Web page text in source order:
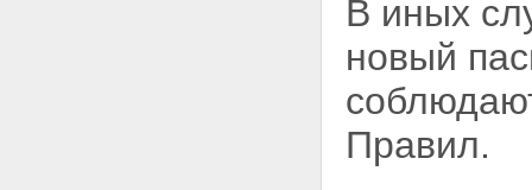
В иных
новый
Правил.